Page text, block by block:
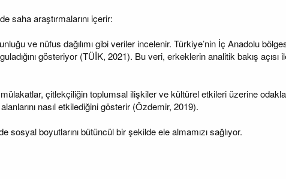
saha araştırmalarını içerir:
ve nüfus dağılımı gibi veriler incelenir. Türkiye’nin İç Anadolu
gösteriyor (TÜİK, 2021). Bu veri, erkeklerin analitik bakış
çitlekçiliğin toplumsal ilişkiler ve kültürel etkileri üzerine
nasıl etkilediğini gösterir (Özdemir, 2019).
boyutlarını bütüncül bir şekilde ele almamızı sağlıyor.